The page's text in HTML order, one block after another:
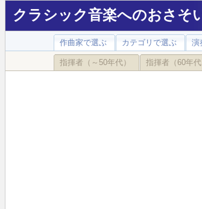
クラシック音楽へのおさそ
作曲家で選ぶ カテゴリで選ぶ 演
指揮者（～50年代） 指揮者（60年代